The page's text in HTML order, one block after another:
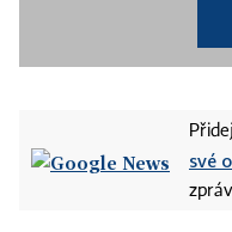
své